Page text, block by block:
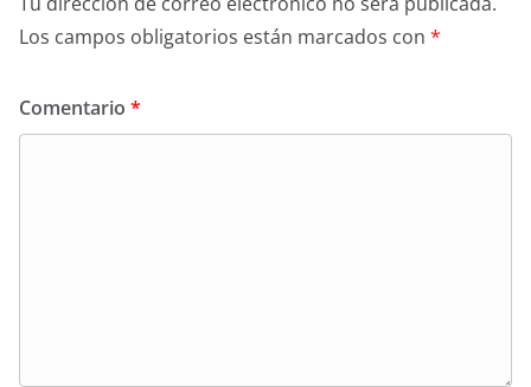
Los campos obligatorios están marcados con *
Comentario *